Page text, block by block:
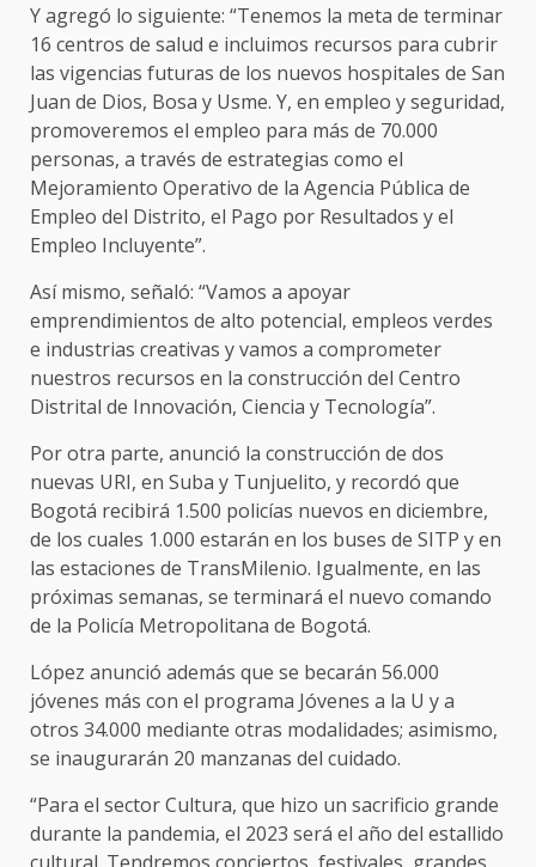
Y agregó lo siguiente: “Tenemos la meta de terminar
16 centros de salud e incluimos recursos para cubrir
las vigencias futuras de los nuevos hospitales de San
Juan de Dios, Bosa y Usme. Y, en empleo y seguridad,
promoveremos el empleo para más de 70.000
personas, a través de estrategias como el
Mejoramiento Operativo de la Agencia Pública de
Empleo del Distrito, el Pago por Resultados y el
Empleo Incluyente”.
Así mismo, señaló: “Vamos a apoyar
emprendimientos de alto potencial, empleos verdes
e industrias creativas y vamos a comprometer
nuestros recursos en la construcción del Centro
Distrital de Innovación, Ciencia y Tecnología”.
Por otra parte, anunció la construcción de dos
nuevas URI, en Suba y Tunjuelito, y recordó que
Bogotá recibirá 1.500 policías nuevos en diciembre,
de los cuales 1.000 estarán en los buses de SITP y en
las estaciones de TransMilenio. Igualmente, en las
próximas semanas, se terminará el nuevo comando
de la Policía Metropolitana de Bogotá.
López anunció además que se becarán 56.000
jóvenes más con el programa Jóvenes a la U y a
otros 34.000 mediante otras modalidades; asimismo,
se inaugurarán 20 manzanas del cuidado.
“Para el sector Cultura, que hizo un sacrificio grande
durante la pandemia, el 2023 será el año del estallido